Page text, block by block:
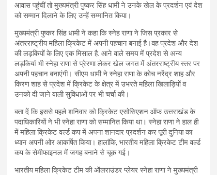
आवास पहुंचीं तो मुख्यमंत्री पुष्कर सिंह धामी ने उनके खेल के प्रदर्शन एवं देश
को सम्मान दिलाने के लिए उन्हें सम्मानित किया।
मुख्यमंत्री पुष्कर सिंह धामी ने कहा कि स्नेह राणा ने जिस प्रकार से
अंतरराष्ट्रीय महिला क्रिकेट में अपनी पहचान बनाई है।वह प्रदेश और देश
की लड़कियों के लिए एक मिसाल है. आने वाले समय में प्रदेश से अन्य
लड़कियां भी स्नेहा राणा से प्रेरणा लेकर खेल जगत में अंतरराष्ट्रीय स्तर पर
अपनी पहचान बनाएंगी। सीएम धामी ने स्नेहा राणा के कोच नरेंद्र शाह और
किरण शाह से प्रदेश में क्रिकेट के क्षेत्र में उभरते महिला खिलाड़ियों व
उनको दी जाने वाली सुविधाओं पर भी चर्चा की।
बता दें कि इससे पहले शनिवार को क्रिकेट एसोसिएशन ऑफ उत्तराखंड के
पदाधिकारियों ने भी स्नेहा राणा को सम्मानित किया था। स्नेहा राणा ने हाल ही
में महिला क्रिकेट वर्ल्ड कप में अपना शानदार प्रदर्शन कर पूरी दुनिया का
ध्यान अपनी ओर आकर्षित किया। हालांकि, भारतीय महिला क्रिकेट टीम वर्ल्ड
कप के सेमीफाइनल में जगह बनाने से चूक गई।
भारतीय महिला क्रिकेट टीम की ऑलराउंडर प्लेयर स्नेहा राणा ने मुख्यमंत्री